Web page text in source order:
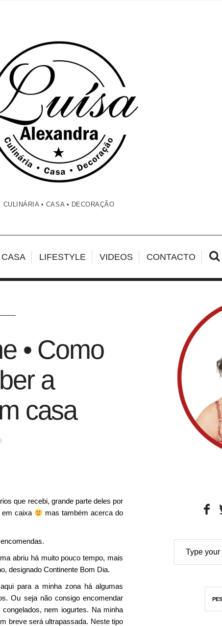
CULINÁRIA • CASA • DECORAÇÃO
CASA LIFESTYLE VIDEOS CONTACTO
• Como
a
casa
que recebi, grande parte deles por
em caixa
mas também acerca do
abriu há muito pouco tempo, mais
designado Continente Bom Dia.
para a minha zona há algumas
Ou seja não consigo encomendar
nem iogurtes. Na minha
breve será ultrapassada. Neste tipo
Type your email…